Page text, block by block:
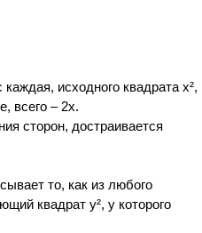
исходного квадрата х²,
всего – 2х.
сторон, достраивается
то, как из любого
квадрат у², у которого